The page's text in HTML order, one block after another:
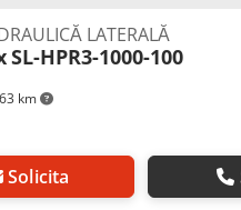
km
LATERALĂ
SL-HPR3-1000-100
Solicita